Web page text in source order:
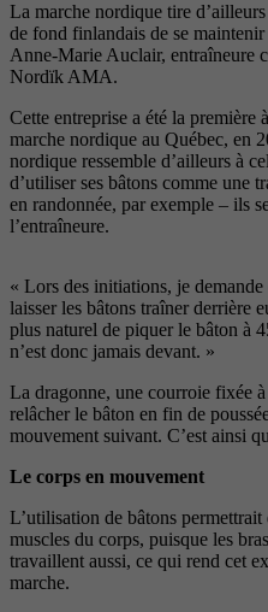
La marche nordique tire d’ailleurs
de fond finlandais de se maintenir
Anne-Marie Auclair, entraîneure
Nordïk AMA.
Cette entreprise a été la première à
marche nordique au Québec, en
nordique ressemble d’ailleurs à
d’utiliser ses bâtons comme une
en randonnée, par exemple – ils
l’entraîneure.
« Lors des initiations, je
laisser les bâtons traîner derrière
plus naturel de piquer le bâton à
n’est donc jamais devant. »
La dragonne, une courroie fixée
relâcher le bâton en fin de
mouvement suivant. C’est ainsi
Le corps en mouvement
L’utilisation de bâtons permettrait
muscles du corps, puisque les
travaillent aussi, ce qui rend cet
marche.